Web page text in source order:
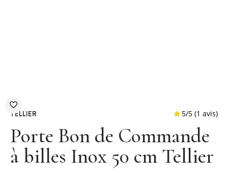
TELLIER
Porte Bon de Commande
à billes Inox 50 cm Tellier